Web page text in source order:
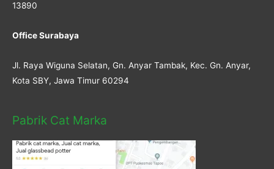
13890
Office Surabaya
Jl. Raya Wiguna Selatan, Gn. Anyar Tambak, Kec. Gn. Anyar,
Kota SBY, Jawa Timur 60294
Pabrik Cat Marka